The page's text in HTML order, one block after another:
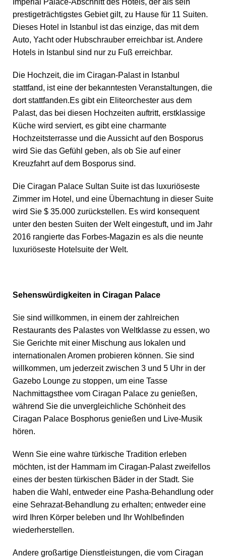
Imperial Palace-Abschnitt des Hotels, der als sein
prestigeträchtigstes Gebiet gilt, zu Hause für 11 Suiten.
Dieses Hotel in Istanbul ist das einzige, das mit dem
Auto, Yacht oder Hubschrauber erreichbar ist. Andere
Hotels in Istanbul sind nur zu Fuß erreichbar.
Die Hochzeit, die im Ciragan-Palast in Istanbul
stattfand, ist eine der bekanntesten Veranstaltungen, die
dort stattfanden.Es gibt ein Eliteorchester aus dem
Palast, das bei diesen Hochzeiten auftritt, erstklassige
Küche wird serviert, es gibt eine charmante
Hochzeitsterrasse und die Aussicht auf den Bosporus
wird Sie das Gefühl geben, als ob Sie auf einer
Kreuzfahrt auf dem Bosporus sind.
Die Ciragan Palace Sultan Suite ist das luxuriöseste
Zimmer im Hotel, und eine Übernachtung in dieser Suite
wird Sie $ 35.000 zurückstellen. Es wird konsequent
unter den besten Suiten der Welt eingestuft, und im Jahr
2016 rangierte das Forbes-Magazin es als die neunte
luxuriöseste Hotelsuite der Welt.
Sehenswürdigkeiten in Ciragan Palace
Sie sind willkommen, in einem der zahlreichen
Restaurants des Palastes von Weltklasse zu essen, wo
Sie Gerichte mit einer Mischung aus lokalen und
internationalen Aromen probieren können. Sie sind
willkommen, um jederzeit zwischen 3 und 5 Uhr in der
Gazebo Lounge zu stoppen, um eine Tasse
Nachmittagsthee vom Ciragan Palace zu genießen,
während Sie die unvergleichliche Schönheit des
Ciragan Palace Bosphorus genießen und Live-Musik
hören.
Wenn Sie eine wahre türkische Tradition erleben
möchten, ist der Hammam im Ciragan-Palast zweifellos
eines der besten türkischen Bäder in der Stadt. Sie
haben die Wahl, entweder eine Pasha-Behandlung oder
eine Sehrazat-Behandlung zu erhalten; entweder eine
wird Ihren Körper beleben und Ihr Wohlbefinden
wiederherstellen.
Andere großartige Dienstleistungen, die vom Ciragan